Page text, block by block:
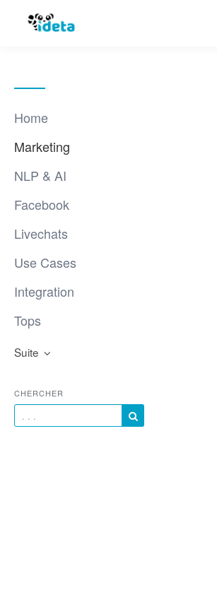
Home
Marketing
NLP & AI
Facebook
Livechats
Use Cases
Integration
Tops
Suite
CHERCHER